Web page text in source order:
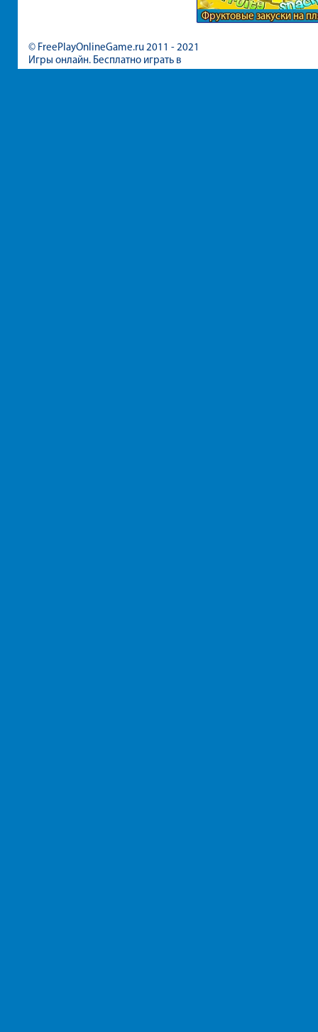
Фруктовые закуски на
© FreePlayOnlineGame.ru 2011 - 2021
Игры онлайн. Бесплатно играть в
игры для девочек и мальчиков